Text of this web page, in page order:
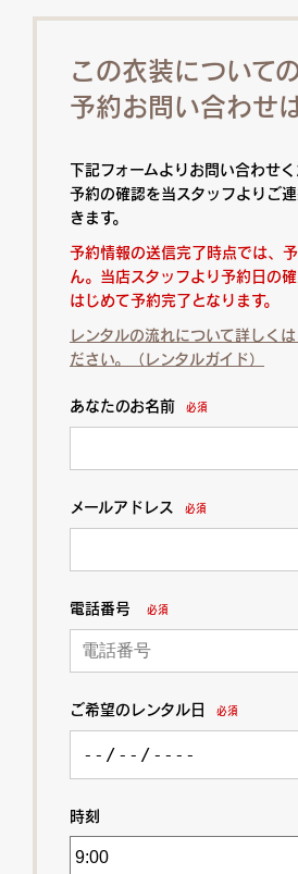
この衣装について
予約お問い合わせ
下記フォームよりお問い合わせ
予約の確認を当スタッフよりご
きます。
予約情報の送信完了時点では、
ん。当店スタッフより予約日の確
はじめて予約完了となります。
レンタルの流れについて詳しく
ださい。（レンタルガイド）
あなたのお名前 必須
メールアドレス 必須
電話番号 必須
ご希望のレンタル日 必須
時刻